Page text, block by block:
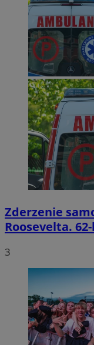
Zderzenie
Roosevelta.
3